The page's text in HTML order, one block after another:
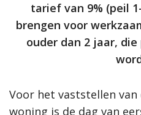
tarief van 9% (peil
brengen voor
ouder dan 2 jaar,
Voor het vaststellen
woning is de dag van